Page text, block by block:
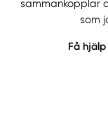
sammankopplar
som
Få